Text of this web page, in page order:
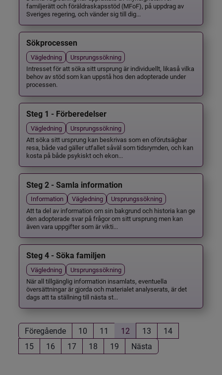
familjerätt och föräldraskapsstöd (MFoF), på uppdrag av
Sveriges regering, och vänder sig till dig...
Sökprocessen
Vägledning
Ursprungssökning
Intresset för att söka sitt ursprung är individuellt, likaså vilka
behov av stöd som kan uppstå hos den adopterade under
processen.
Steg 1 - Förberedelser
Vägledning
Ursprungssökning
Att söka sitt ursprung kan beskrivas som en oförutsägbar
resa, både vad gäller utfallet såväl som tidsrymden, och kan
kosta på både psykiskt och ekon...
Steg 2 - Samla information
Information Vägledning
Ursprungssökning
Att ta del av information om sin bakgrund och historia kan ge
den adopterade svar på frågor om sitt ursprung men kan
även vara uppgifter som är vikti...
Steg 4 - Söka familjen
Vägledning
Ursprungssökning
När all tillgänglig information insamlats, eventuella
översättningar är gjorda och materialet analyserats, är det
dags att ta ställning till nästa st...
Föregående 10 11 12 13
14
15
16 17 18 19 Nästa